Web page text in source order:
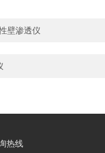
壁渗透仪
热线